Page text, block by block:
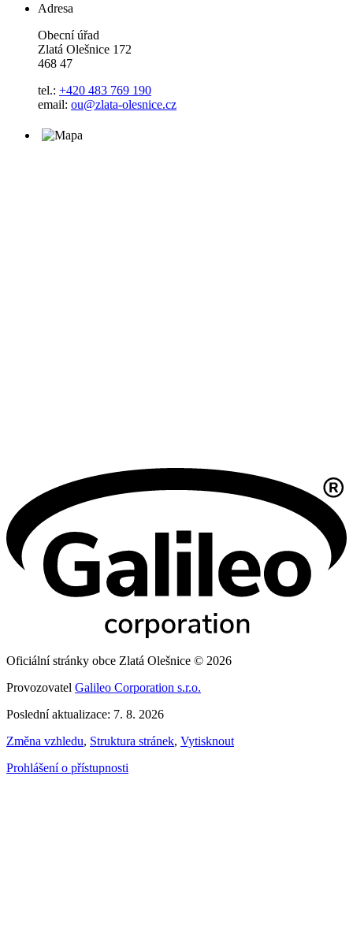
Adresa
Obecní úřad
Zlatá Olešnice 172
468 47
tel.: +420 483 769 190
email: ou@zlata-olesnice.cz
Oficiální stránky obce Zlatá Olešnice © 2026
Provozovatel Galileo Corporation s.r.o.
Poslední aktualizace: 7. 8. 2026
Změna vzhledu, Struktura stránek, Vytisknout
Prohlášení o přístupnosti